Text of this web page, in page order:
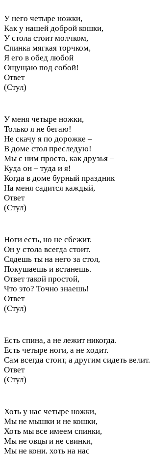
У него четыре ножки,
Как у нашей доброй кошки,
У стола стоит молчком,
Спинка мягкая торчком,
Я его в обед любой
Ощущаю под собой!
Ответ
(Стул)
У меня четыре ножки,
Только я не бегаю!
Не скачу я по дорожке –
В доме стол преследую!
Мы с ним просто, как друзья –
Куда он – туда и я!
Когда в доме бурный праздник
На меня садится каждый,
Ответ
(Стул)
Ноги есть, но не сбежит.
Он у стола всегда стоит.
Сядешь ты на него за стол,
Покушаешь и встанешь.
Ответ такой простой,
Что это? Точно знаешь!
Ответ
(Стул)
Есть спина, а не лежит никогда.
Есть четыре ноги, а не ходит.
Сам всегда стоит, а другим сидеть велит.
Ответ
(Стул)
Хоть у нас четыре ножки,
Мы не мышки и не кошки,
Хоть мы все имеем спинки,
Мы не овцы и не свинки,
Мы не кони, хоть на нас